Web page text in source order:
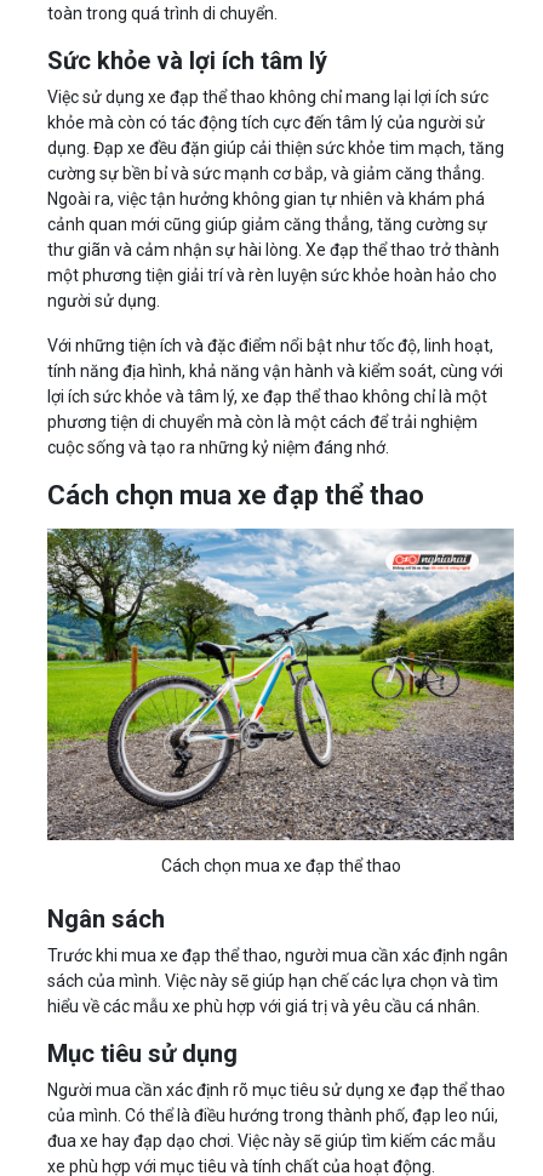
toàn trong quá trình di chuyển.
Sức khỏe và lợi ích tâm lý
Việc sử dụng xe đạp thể thao không chỉ mang lại lợi ích sức
khỏe mà còn có tác động tích cực đến tâm lý của người sử
dụng. Đạp xe đều đặn giúp cải thiện sức khỏe tim mạch, tăng
cường sự bền bỉ và sức mạnh cơ bắp, và giảm căng thẳng.
Ngoài ra, việc tận hưởng không gian tự nhiên và khám phá
cảnh quan mới cũng giúp giảm căng thẳng, tăng cường sự
thư giãn và cảm nhận sự hài lòng. Xe đạp thể thao trở thành
một phương tiện giải trí và rèn luyện sức khỏe hoàn hảo cho
người sử dụng.
Với những tiện ích và đặc điểm nổi bật như tốc độ, linh hoạt,
tính năng địa hình, khả năng vận hành và kiểm soát, cùng với
lợi ích sức khỏe và tâm lý, xe đạp thể thao không chỉ là một
phương tiện di chuyển mà còn là một cách để trải nghiệm
cuộc sống và tạo ra những kỷ niệm đáng nhớ.
Cách chọn mua xe đạp thể thao
Cách chọn mua xe đạp thể thao
Ngân sách
Trước khi mua xe đạp thể thao, người mua cần xác định ngân
sách của mình. Việc này sẽ giúp hạn chế các lựa chọn và tìm
hiểu về các mẫu xe phù hợp với giá trị và yêu cầu cá nhân.
Mục tiêu sử dụng
Người mua cần xác định rõ mục tiêu sử dụng xe đạp thể thao
của mình. Có thể là điều hướng trong thành phố, đạp leo núi,
đua xe hay đạp dạo chơi. Việc này sẽ giúp tìm kiếm các mẫu
xe phù hợp với mục tiêu và tính chất của hoạt động.